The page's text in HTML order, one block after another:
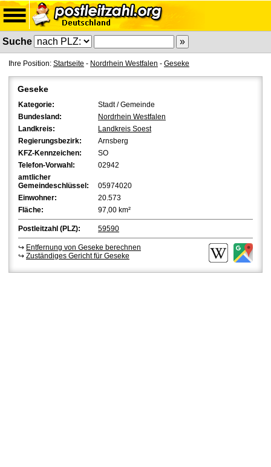
Suche
Ihre Position: Startseite - Nordrhein Westfalen - Geseke
Geseke
Kategorie:
Stadt / Gemeinde
Bundesland:
Nordrhein Westfalen
Landkreis:
Landkreis Soest
Regierungsbezirk:
Arnsberg
KFZ-Kennzeichen:
SO
Telefon-Vorwahl:
02942
amtlicher
Gemeindeschlüssel:
05974020
Einwohner:
20.573
Fläche:
97,00 km²
Postleitzahl (PLZ): 59590
↪ Entfernung von Geseke berechnen
↪ Zuständiges Gericht für Geseke